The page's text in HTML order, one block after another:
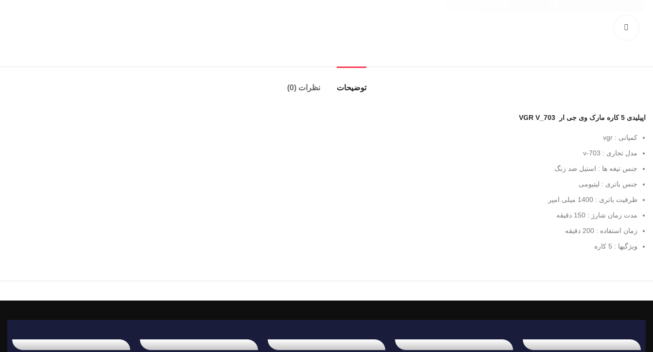
توضیحات نظرات (0)
اپیلیدی 5 کاره مارک وی جی ار VGR V_703
کمپانی : vgr
مدل تجاری : v-703
جنس تیغه ها : استیل ضد زنگ
جنس باتری : لیتیومی
ظرفیت باتری : 1400 میلی امپر
مدت زمان شارژ : 150 دقیقه
زمان استفاده : 200 دقیقه
ویژگیها : 5 کاره